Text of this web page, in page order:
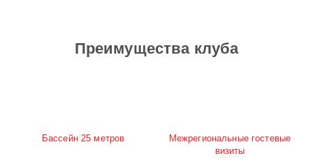
Преимущества клуба
Бассейн 25 метров
Межрегиональные гостевые
визиты